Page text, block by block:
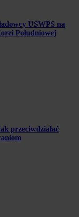
USWPS na
Południowej
przeciwdziałać